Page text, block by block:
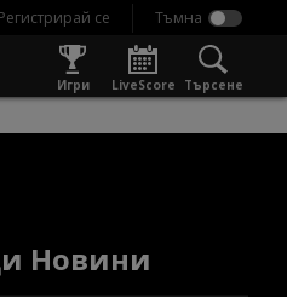
се
Игри LiveScore Търсене
Новини